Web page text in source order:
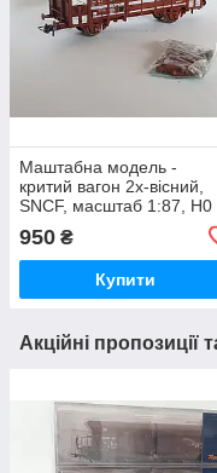
Маштабна модель -
критий вагон 2х-вiсний,
SNCF, масштаб 1:87, H0
950 ₴
Купити
Акційні пропозиції